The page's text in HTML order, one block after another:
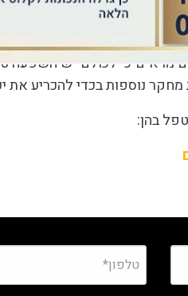
טיפול עיקרי במקרים
בלבד. מלבד טיפולים
כי לכולם יש השפעה
מחקר נוספות בכדי להכריע את
בהן: